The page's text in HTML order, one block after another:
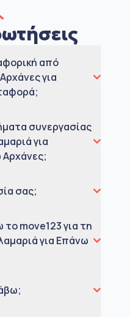
από
για
συνεργασίας
για
σας;
το move123 για τη
για Επάνω